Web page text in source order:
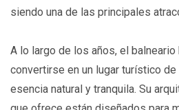
siendo una de las principales
A lo largo de los años, el balneario
convertirse en un lugar turístico
esencia natural y tranquila. Su